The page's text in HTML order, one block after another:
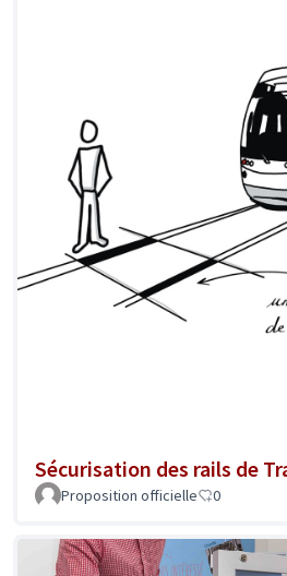
Sécurisation des rails de
Proposition officielle 0